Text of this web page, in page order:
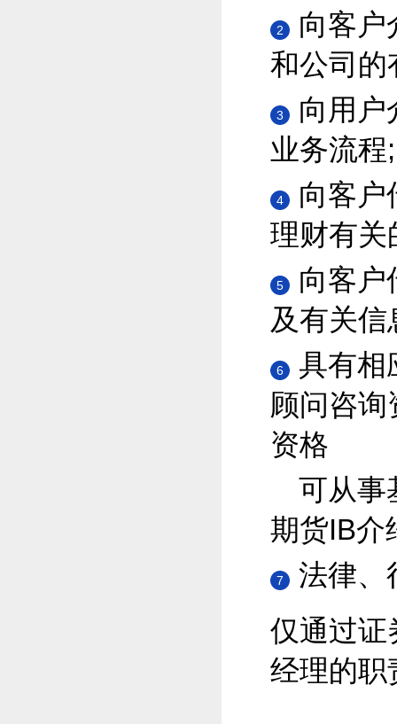
2
向客户
和公司的
3
向用户
业务流程;
4
向客户
理财有关
5
向客户
及有关
6
具有相
顾问咨
资格
可从事
期货IB介
7
法律、
仅通过证
经理的职